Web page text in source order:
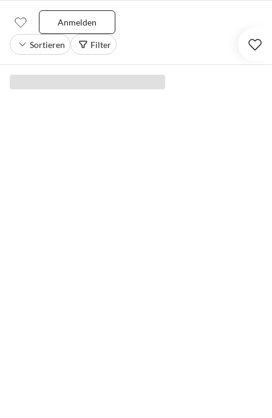
Anmelden
Sortieren Filter